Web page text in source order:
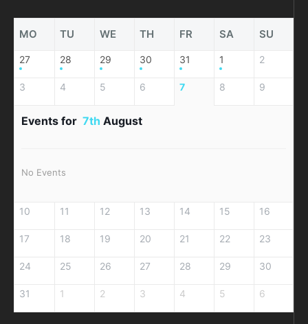
MO TU WE TH FR SA SU
27 28 29 30 31 1 2
3 4 5 6 7 8 9
Events for 7th August
No Events
10 11 12 13 14 15 16
17 18 19 20 21 22 23
24 25 26 27 28 29 30
31 1 2 3 4 5 6